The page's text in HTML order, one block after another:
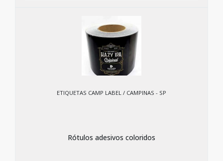
ETIQUETAS CAMP LABEL / CAMPINAS - SP
Rótulos adesivos coloridos